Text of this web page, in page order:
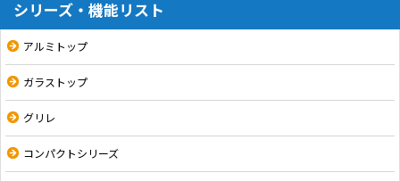
シリーズ・機能リスト
アルミトップ
ガラストップ
グリレ
コンパクトシリーズ